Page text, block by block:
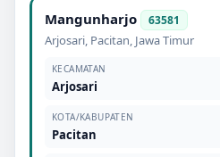
Mangunharjo 63581
Arjosari, Pacitan, Jawa Timur
KECAMATAN
Arjosari
KOTA/KABUPATEN
Pacitan